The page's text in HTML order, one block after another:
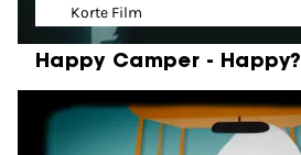
Korte Film
Happy Camper - Happy?